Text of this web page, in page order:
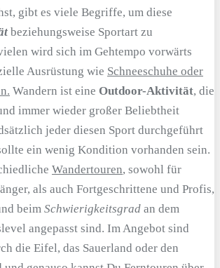
gibt es viele Begriffe, um diese
beziehungsweise Sportart zu
wird sich im Gehtempo vorwärts
Ausrüstung wie Schneeschuhe oder
Wandern ist eine Outdoor-Aktivität, die
immer wieder großer Beliebtheit
jeder diesen Sport durchgeführt
ein wenig Kondition vorhanden sein.
Wandertouren, sowohl für
als auch Fortgeschrittene und Profis,
beim Schwierigkeitsgrad an dem
angepasst sind. Im Angebot sind
die Eifel, das Sauerland oder den